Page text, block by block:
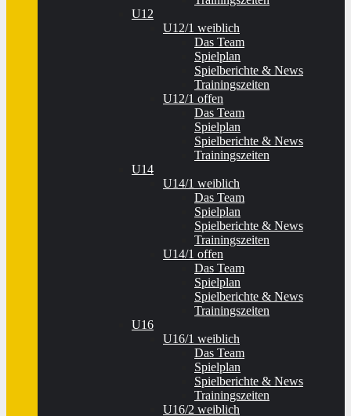
U12
U12/1 weiblich
Das Team
Spielplan
Spielberichte & News
Trainingszeiten
U12/1 offen
Das Team
Spielplan
Spielberichte & News
Trainingszeiten
U14
U14/1 weiblich
Das Team
Spielplan
Spielberichte & News
Trainingszeiten
U14/1 offen
Das Team
Spielplan
Spielberichte & News
Trainingszeiten
U16
U16/1 weiblich
Das Team
Spielplan
Spielberichte & News
Trainingszeiten
U16/2 weiblich